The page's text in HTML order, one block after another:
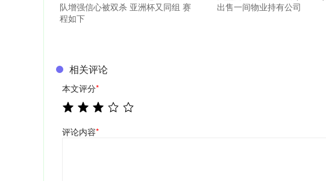
队增强信心被双杀 亚洲杯又同组 赛
程如下
出售一间物业持有公司
相关评论
本文评分*
评论内容*